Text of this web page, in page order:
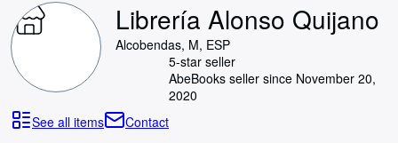
My Purchases
Advanced Search
Browse Collections
Librería Alonso Quijano
Alcobendas, M, ESP
5-star seller
AbeBooks seller since November 20,
2020
See all items
Contact